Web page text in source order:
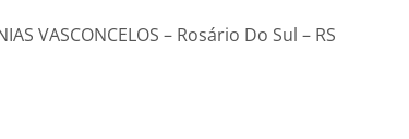
VASCONCELOS – Rosário Do Sul – RS